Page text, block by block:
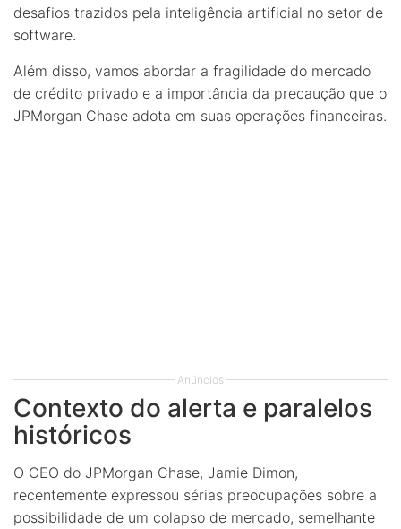
desafios trazidos pela inteligência artificial no setor de
software.
Além disso, vamos abordar a fragilidade do mercado
de crédito privado e a importância da precaução que o
JPMorgan Chase adota em suas operações financeiras.
Anúncios
Contexto do alerta e paralelos
históricos
O CEO do JPMorgan Chase, Jamie Dimon,
recentemente expressou sérias preocupações sobre a
possibilidade de um colapso de mercado, semelhante